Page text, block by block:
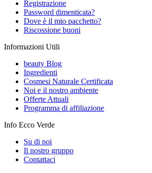
Registrazione
Password dimenticata?
Dove è il mio pacchetto?
Riscossione buoni
Informazioni Utili
beauty Blog
Ingredienti
Cosmesi Naturale Certificata
Noi e il nostro ambiente
Offerte Attuali
Programma di affiliazione
Info Ecco Verde
Su di noi
Il nostro gruppo
Contattaci